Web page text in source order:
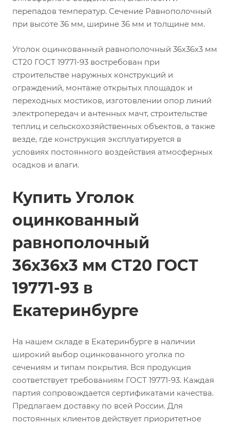
перепадов температур. Сечение Равнополочный
при высоте 36 мм, ширине 36 мм и толщине мм.
Уголок оцинкованный равнополочный 36х36х3 мм
СТ20 ГОСТ 19771-93 востребован при
строительстве наружных конструкций и
ограждений, монтаже открытых площадок и
переходных мостиков, изготовлении опор линий
электропередач и антенных мачт, строительстве
теплиц и сельскохозяйственных объектов, а также
везде, где конструкция эксплуатируется в
условиях постоянного воздействия атмосферных
осадков и влаги.
Купить Уголок
оцинкованный
равнополочный
36х36х3 мм СТ20 ГОСТ
19771-93 в
Екатеринбурге
На нашем складе в Екатеринбурге в наличии
широкий выбор оцинкованного уголка по
сечениям и типам покрытия. Вся продукция
соответствует требованиям ГОСТ 19771-93. Каждая
партия сопровождается сертификатами качества.
Предлагаем доставку по всей России. Для
постоянных клиентов действует приоритетное